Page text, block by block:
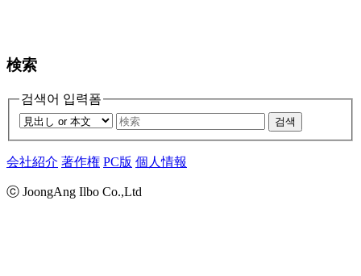
検索
검색어 입력폼
검색
会社紹介 著作権 PC版 個人情報
ⓒ JoongAng Ilbo Co.,Ltd